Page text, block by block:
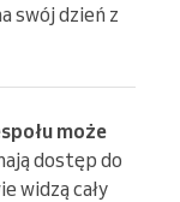
swój dzień z
może
dostęp do
widzą cały